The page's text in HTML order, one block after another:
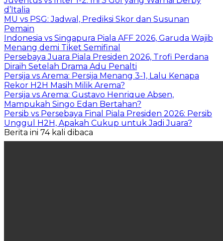
d’Italia
MU vs PSG: Jadwal, Prediksi Skor dan Susunan
Pemain
Indonesia vs Singapura Piala AFF 2026, Garuda Wajib
Menang demi Tiket Semifinal
Persebaya Juara Piala Presiden 2026, Trofi Perdana
Diraih Setelah Drama Adu Penalti
Persija vs Arema: Persija Menang 3-1, Lalu Kenapa
Rekor H2H Masih Milik Arema?
Persija vs Arema: Gustavo Henrique Absen,
Mampukah Singo Edan Bertahan?
Persib vs Persebaya Final Piala Presiden 2026: Persib
Unggul H2H, Apakah Cukup untuk Jadi Juara?
Berita ini 74 kali dibaca